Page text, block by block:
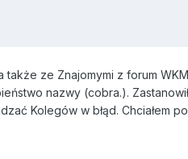
także ze Znajomymi z forum
nazwy (cobra.).
Kolegów w błąd. Chciałem